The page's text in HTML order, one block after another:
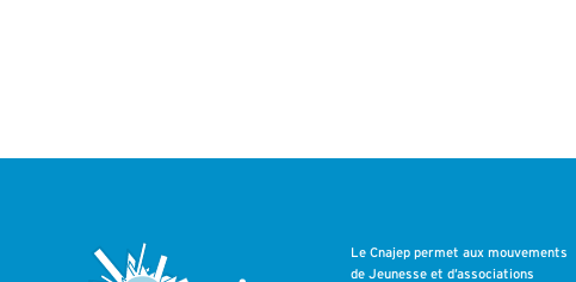
Le Cnajep permet aux mouvements
de Jeunesse et d’associations